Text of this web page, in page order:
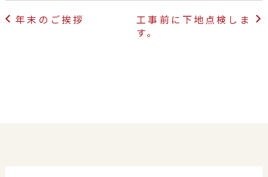
投 年末のご挨拶
工事前に下地点検しま
す。